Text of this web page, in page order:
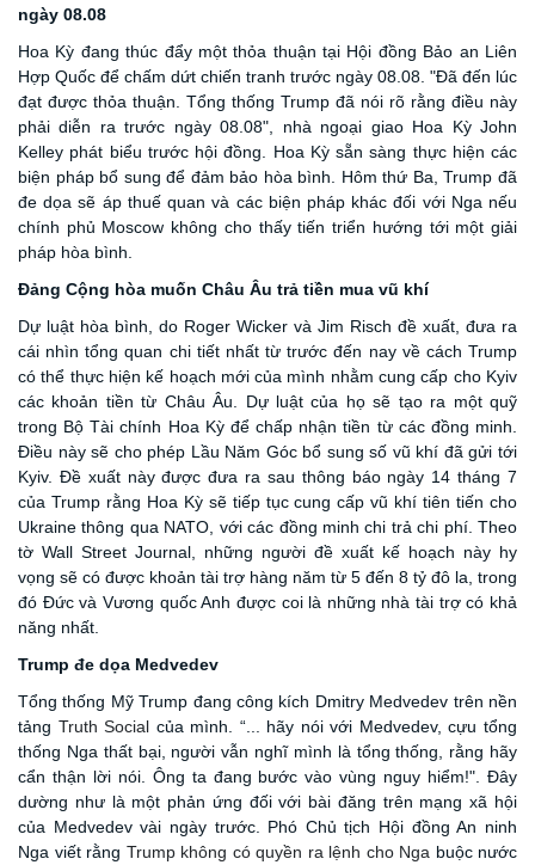
ngày 08.08
Hoa Kỳ đang thúc đẩy một thỏa thuận tại Hội đồng Bảo an Liên
Hợp Quốc để chấm dứt chiến tranh trước ngày 08 .08. "Đã đến lúc
đạt được thỏa thuận. Tổng thống Trump đã nói rõ rằng điều này
phải diễn ra trước ngày 08 .08", nhà ngoại giao Hoa Kỳ John
Kelley phát biểu trước hội đồng. Hoa Kỳ sẵn sàng thực hiện các
biện pháp bổ sung để đảm bảo hòa bình. Hôm thứ Ba, Trump đã
đe dọa sẽ áp thuế quan và các biện pháp khác đối với Nga nếu
chính phủ Moscow không cho thấy tiến triển hướng tới một giải
pháp hòa bình.
Đảng Cộng hòa muốn Châu Âu trả tiền mua vũ khí
Dự luật hòa bình, do Roger Wicker và Jim Risch đề xuất, đưa ra
cái nhìn tổng quan chi tiết nhất từ trước đến nay về cách Trump
có thể thực hiện kế hoạch mới của mình nhằm cung cấp cho Kyiv
các khoản tiền từ Châu Âu. Dự luật của họ sẽ tạo ra một quỹ
trong Bộ Tài chính Hoa Kỳ để chấp nhận tiền từ các đồng minh.
Điều này sẽ cho phép Lầu Năm Góc bổ sung số vũ khí đã gửi tới
Kyiv. Đề xuất này được đưa ra sau thông báo ngày 14 tháng 7
của Trump rằng Hoa Kỳ sẽ tiếp tục cung cấp vũ khí tiên tiến cho
Ukraine thông qua NATO, với các đồng minh chi trả chi phí. Theo
tờ Wall Street Journal, những người đề xuất kế hoạch này hy
vọng sẽ có được khoản tài trợ hàng năm từ 5 đến 8 tỷ đô la, trong
đó Đức và Vương quốc Anh được coi là những nhà tài trợ có khả
năng nhất.
Trump đe dọa Medvedev
Tổng thống Mỹ Trump đang công kích Dmitry Medvedev trên nền
tảng Truth Social của mình . “... hãy nói với Medvedev, cựu tổng
thống Nga thất bại, người vẫn nghĩ mình là tổng thống, rằng hãy
cẩn thận lời nói. Ông ta đang bước vào vùng nguy hiểm!"
Đây
dường như là một phản ứng đối với bài đăng trên mạng xã hội
của Medvedev vài ngày trước. Phó Chủ tịch Hội đồng An ninh
Nga viết rằng Trump không có quyền ra lệnh cho Nga buộc nước